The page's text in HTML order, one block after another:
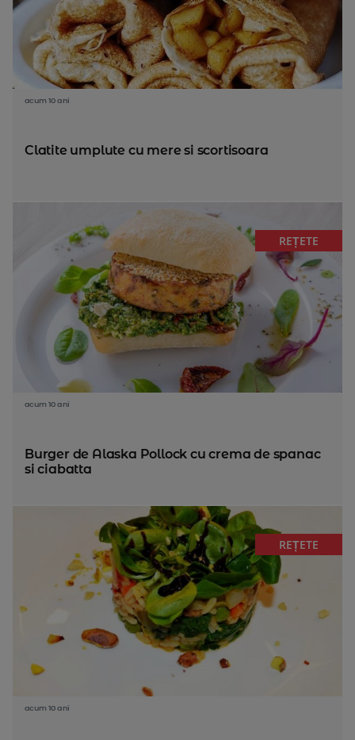
acum 10 ani
Clatite umplute cu mere si scortisoara
REȚETE
acum 10 ani
Burger de Alaska Pollock cu crema de spanac
si ciabatta
REȚETE
acum 10 ani